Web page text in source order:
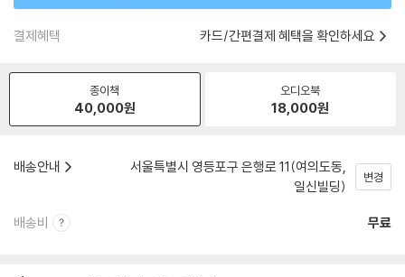
결제혜택 카드/간편결제 혜택을 확인하세요
종이책
40,000원
오디오북
18,000원
배송안내
서울특별시 영등포구 은행로 11(여의도동,
일신빌딩)
변경
배송비 무료